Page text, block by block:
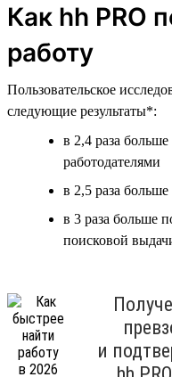
Как hh PRO
работу
Пользовательское
следующие результаты*:
в 2,4 раза
работодателями
в 2,5 раза
в 3 раза больше
поисковой
и